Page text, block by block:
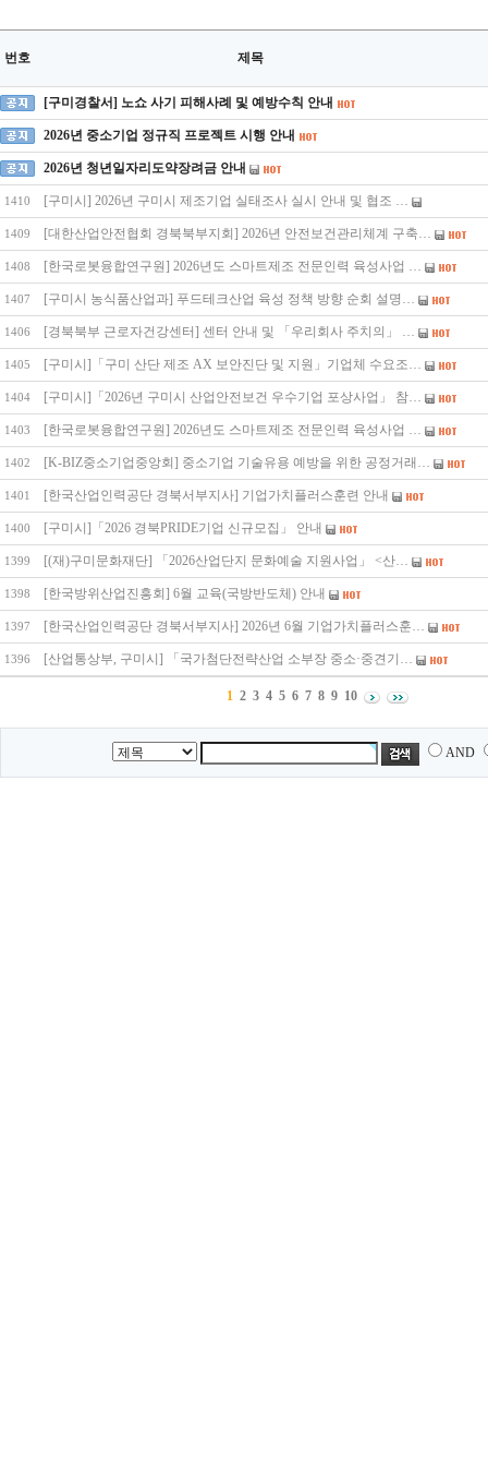
번호 제목
[구미경찰서] 노쇼 사기 피해사례 및 예방수칙 안내
2026년 중소기업 정규직 프로젝트 시행 안내
2026년 청년일자리도약장려금 안내
1410 [구미시] 2026년 구미시 제조기업 실태조사 실시 안내 및 협조 …
1409 [대한산업안전협회 경북북부지회] 2026년 안전보건관리체계 구축…
1408 [한국로봇융합연구원] 2026년도 스마트제조 전문인력 육성사업 …
1407 [구미시 농식품산업과] 푸드테크산업 육성 정책 방향 순회 설명…
1406 [경북북부 근로자건강센터] 센터 안내 및 「우리회사 주치의」 …
1405 [구미시]「구미 산단 제조 AX 보안진단 및 지원」기업체 수요조…
1404 [구미시]「2026년 구미시 산업안전보건 우수기업 포상사업」 참…
1403 [한국로봇융합연구원] 2026년도 스마트제조 전문인력 육성사업 …
1402 [K-BIZ중소기업중앙회] 중소기업 기술유용 예방을 위한 공정거래…
1401 [한국산업인력공단 경북서부지사] 기업가치플러스훈련 안내
1400 [구미시]「2026 경북PRIDE기업 신규모집」 안내
1399 [(재)구미문화재단] 「2026산업단지 문화예술 지원사업」 <산…
1398 [한국방위산업진흥회] 6월 교육(국방반도체) 안내
1397 [한국산업인력공단 경북서부지사] 2026년 6월 기업가치플러스훈…
1396 [산업통상부, 구미시] 「국가첨단전략산업 소부장 중소·중견기…
1 2 3 4 5 6 7 8 9 10
AND